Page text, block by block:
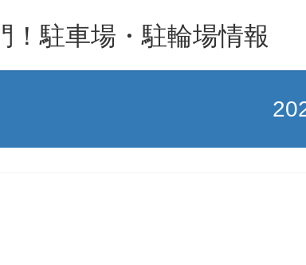
！駐車場・駐輪場情報